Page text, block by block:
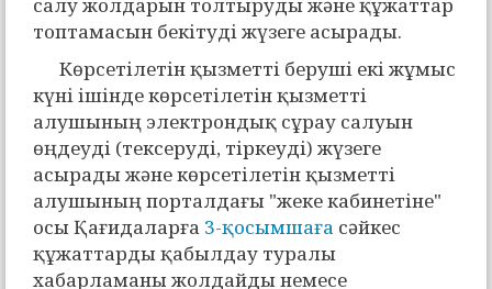
топтамасын бекітуді жүзеге асырады.
Көрсетілетін қызметті беруші екі жұмыс
күні ішінде көрсетілетін қызметті
алушының электрондық сұрау салуын
өңдеуді (тексеруді, тіркеуді) жүзеге
асырады және көрсетілетін қызметті
алушының порталдағы "жеке кабинетіне"
осы Қағидаларға 3-қосымшаға сәйкес
құжаттарды қабылдау туралы
хабарламаны жолдайды немесе